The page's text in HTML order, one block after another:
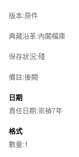
版本:原件
典藏沿革:內閣檔庫
保存狀況:殘
備註:後闕
日期
責任日期:崇禎7年
格式
數量:1